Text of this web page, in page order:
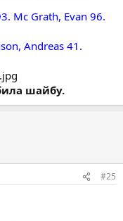
Mc Grath, Evan 96.
Andreas 41.
шайбу.
#25